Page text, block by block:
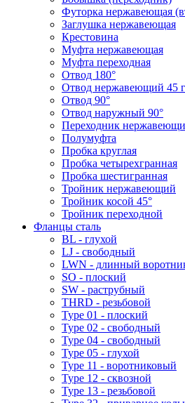
Футорка нержавеющая
Заглушка нержавеющая
Крестовина
Муфта нержавеющая
Муфта переходная
Отвод 180°
Отвод нержавеющий 45
Отвод 90°
Отвод наружный 90°
Переходник
Полумуфта
Пробка круглая
Пробка четырехгранная
Пробка шестигранная
Тройник нержавеющий
Тройник косой 45°
Тройник переходной
Фланцы сталь
BL - глухой
LJ - свободный
LWN - длинный
SO - плоский
SW - раструбный
THRD - резьбовой
Type 01 - плоский
Type 02 - свободный
Type 04 - свободный
Type 05 - глухой
Type 11 - воротниковый
Type 12 - сквозной
Type 13 - резьбовой